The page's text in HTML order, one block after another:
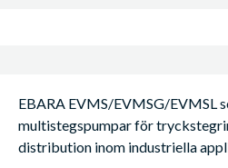
EBARA EVMS/EVMSG/EVMSL
multistegspumpar för
distribution inom industriella